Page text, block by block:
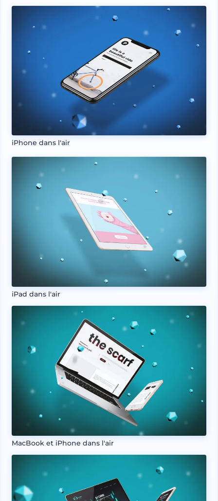
iPhone dans l'air
iPad dans l'air
MacBook et iPhone dans l'air